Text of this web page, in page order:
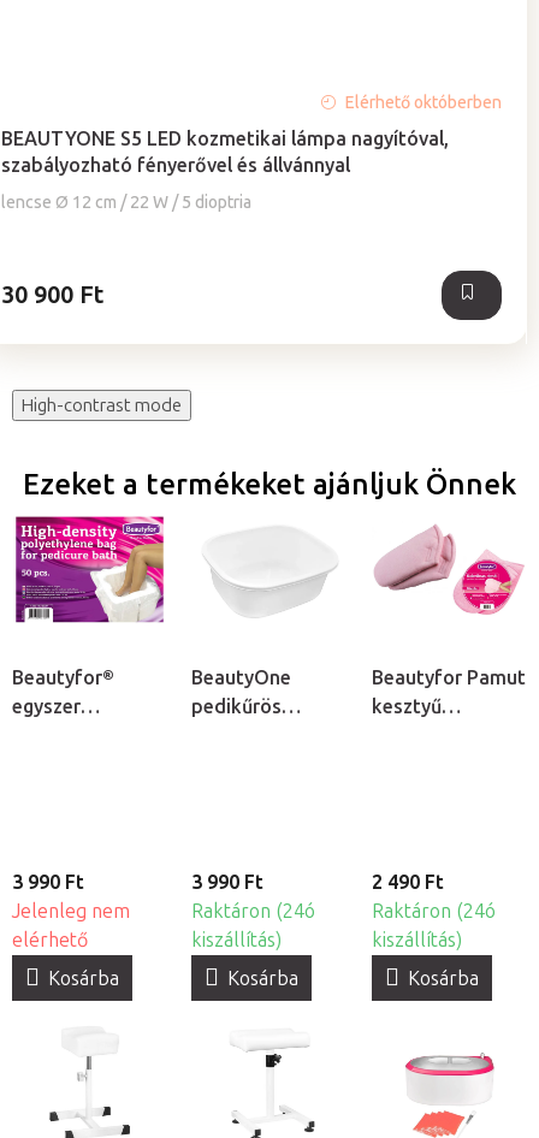
BEAUTYONE S5 LED kozmetikai lámpa nagyítóval,
szabályozható fényerővel és állvánnyal
lencse Ø 12 cm / 22 W / 5 dioptria
átlagos
értékelése
5-
Elérhető októberben
30 900 Ft
High-contrast mode
Ezeket a termékeket ajánljuk Önnek
Beautyfor®
egyszer
3 990 Ft
Jelenleg nem
elérhető
Kosárba
BeautyOne
pedikűrös
3 990 Ft
Raktáron (24ó
kiszállítás)
Kosárba
Beautyfor Pamut
kesztyű
2 490 Ft
Raktáron (24ó
kiszállítás)
Kosárba